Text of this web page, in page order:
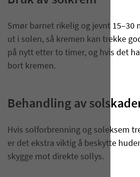
Smør barnet rikelig og jevnt 15–30
ut i solen, så kremen kan trekke
på nytt etter to timer, og hvis det
bort kremen.
Behandling av
Hvis solforbrenning og soleksem
er det ekstra viktig å beskytte
skygge mot direkte sollys.